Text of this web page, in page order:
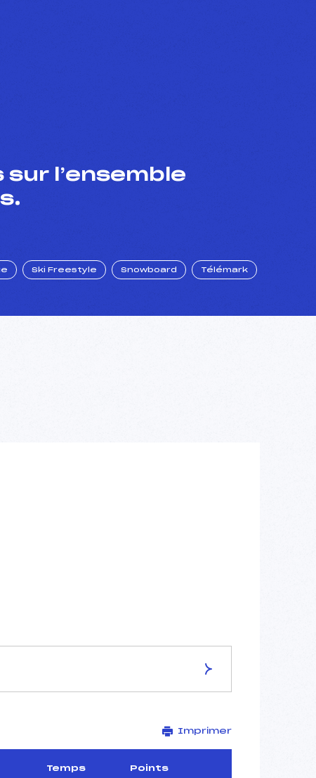
l’ensemble
Ski Freestyle Snowboard Télémark
Site de Replis
21 km
Imprimer
Temps Points